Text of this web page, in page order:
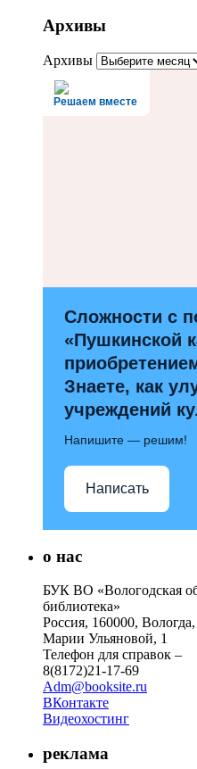
Архивы
Архивы
Решаем вместе
Сложности с
«Пушкинской
Знаете, как
учреждений
Напишите — решим!
Написать
о нас
БУК ВО «Вологодская
библиотека»
Россия, 160000, Вологда,
Марии Ульяновой, 1
Телефон для справок –
8(8172)21-17-69
Adm@booksite.ru
ВКонтакте
Видеохостинг
реклама